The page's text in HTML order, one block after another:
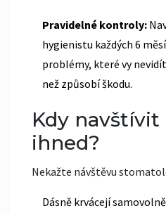
Pravidelné kontroly:
hygienistu každých 6
problémy, které vy
než způsobí škodu.
Kdy navštívit
ihned?
Nekažte návštěvu
Dásně krvácejí